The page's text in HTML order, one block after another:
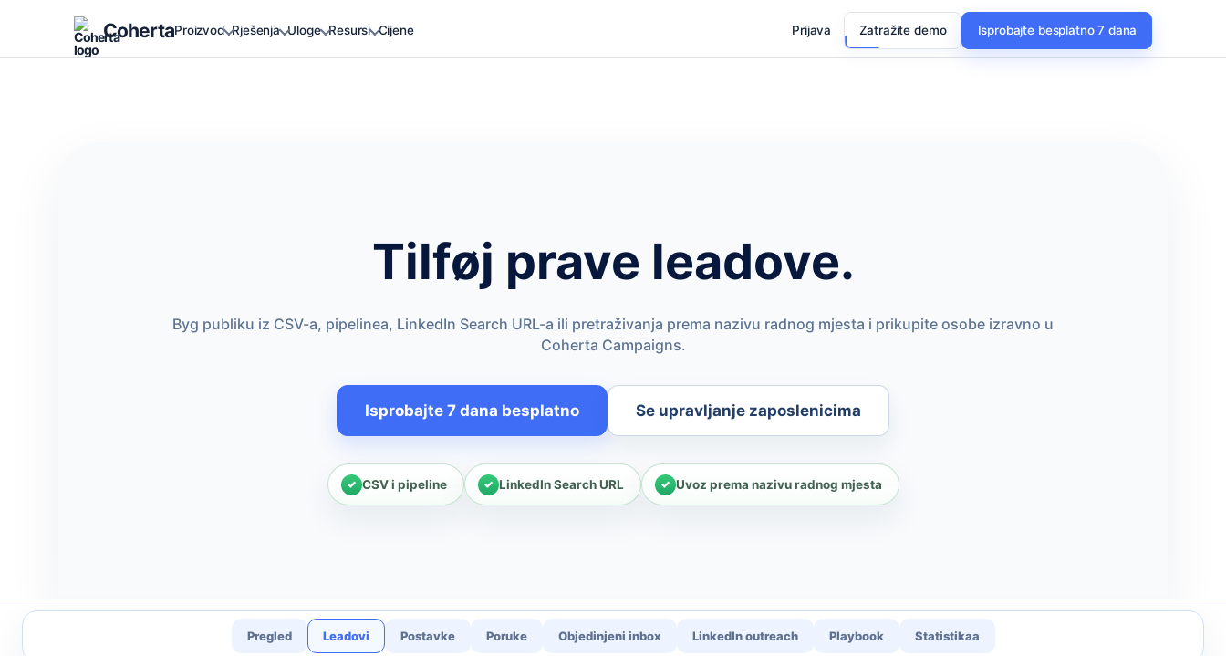
CohertaProizvod Rješenja Uloge Resursi Cijene Prijava Zatražite demo Isprobajte besplatno 7 dana
Tilføj prave leadove.
Byg publiku iz CSV-a, pipelinea, LinkedIn Search URL-a ili pretraživanja prema nazivu radnog mjesta i prikupite osobe izravno u
Coherta Campaigns.
Isprobajte 7 dana besplatno Se upravljanje zaposlenicima
CSV i pipeline LinkedIn Search URL Uvoz prema nazivu radnog mjesta
Pregled Leadovi Postavke Poruke Objedinjeni inbox LinkedIn outreach Playbook Statistikaa